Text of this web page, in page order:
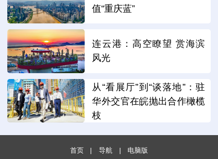
值“重庆蓝”
连云港：高空瞭望 赏海滨
风光
从“看展厅”到“谈落地”：驻
华外交官在皖抛出合作橄榄
枝
首页 | 导航 | 电脑版